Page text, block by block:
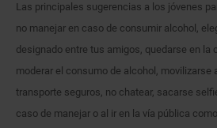
Las principales sugerencias a los jóvenes
no manejar en caso de consumir alcohol,
designado entre tus amigos, quedarse en la
moderar el consumo de alcohol, movilizarse
transporte seguros, no chatear, sacarse
caso de manejar o al ir en la vía pública